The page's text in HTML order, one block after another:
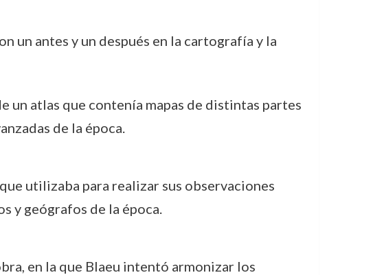
un antes y un después en la cartografía y la
un atlas que contenía mapas de distintas partes
de la época.
utilizaba para realizar sus observaciones
y geógrafos de la época.
en la que Blaeu intentó armonizar los